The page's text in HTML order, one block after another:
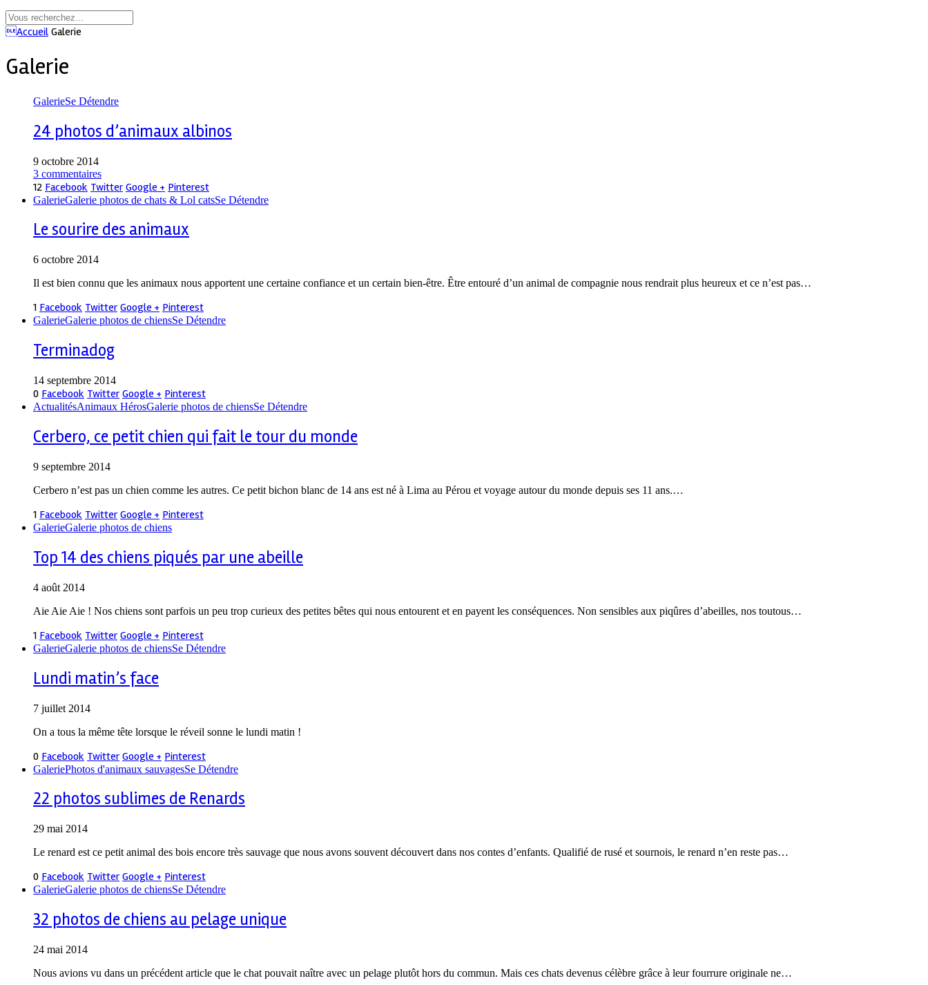
Accueil Galerie
Galerie
GalerieSe Détendre
24 photos d’animaux albinos
9 octobre 2014
3 commentaires
12 Facebook Twitter Google + Pinterest
GalerieGalerie photos de chats & Lol catsSe Détendre
Le sourire des animaux
6 octobre 2014
Il est bien connu que les animaux nous apportent une certaine confiance et un certain bien-être. Être entouré d’un animal de compagnie nous rendrait plus heureux et ce n’est pas…
1 Facebook Twitter Google + Pinterest
GalerieGalerie photos de chiensSe Détendre
Terminadog
14 septembre 2014
0 Facebook Twitter Google + Pinterest
ActualitésAnimaux HérosGalerie photos de chiensSe Détendre
Cerbero, ce petit chien qui fait le tour du monde
9 septembre 2014
Cerbero n’est pas un chien comme les autres. Ce petit bichon blanc de 14 ans est né à Lima au Pérou et voyage autour du monde depuis ses 11 ans.…
1 Facebook Twitter Google + Pinterest
GalerieGalerie photos de chiens
Top 14 des chiens piqués par une abeille
4 août 2014
Aie Aie Aie ! Nos chiens sont parfois un peu trop curieux des petites bêtes qui nous entourent et en payent les conséquences. Non sensibles aux piqûres d’abeilles, nos toutous…
1 Facebook Twitter Google + Pinterest
GalerieGalerie photos de chiensSe Détendre
Lundi matin’s face
7 juillet 2014
On a tous la même tête lorsque le réveil sonne le lundi matin !
0 Facebook Twitter Google + Pinterest
GaleriePhotos d'animaux sauvagesSe Détendre
22 photos sublimes de Renards
29 mai 2014
Le renard est ce petit animal des bois encore très sauvage que nous avons souvent découvert dans nos contes d’enfants. Qualifié de rusé et sournois, le renard n’en reste pas…
0 Facebook Twitter Google + Pinterest
GalerieGalerie photos de chiensSe Détendre
32 photos de chiens au pelage unique
24 mai 2014
Nous avions vu dans un précédent article que le chat pouvait naître avec un pelage plutôt hors du commun. Mais ces chats devenus célèbre grâce à leur fourrure originale ne…